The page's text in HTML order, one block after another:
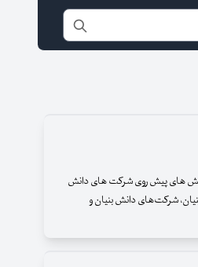
های پیش روی شرکت های دانش
شرکت‌های دانش بنیان و